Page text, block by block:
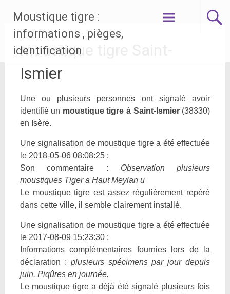
contenu
Moustique tigre :
informations , pièges,
identification
moustique tigre Saint-
Ismier
Une ou plusieurs personnes ont signalé avoir
identifié un moustique tigre à Saint-Ismier(38330)
en Isère.
Une signalisation de moustique tigre a été effectuée
le 2018-05-06 08:08:25 :
Son commentaire : Observation plusieurs
moustiques Tiger a Haut Meylan u
Le moustique tigre est assez régulièrement repéré
dans cette ville, il semble clairement installé.
Une signalisation de moustique tigre a été effectuée
le 2017-08-09 15:23:30 :
Informations complémentaires fournies lors de la
déclaration : plusieurs spécimens par jour depuis
juin. Piqûres en journée.
Le moustique tigre a déjà été signalé plusieurs fois